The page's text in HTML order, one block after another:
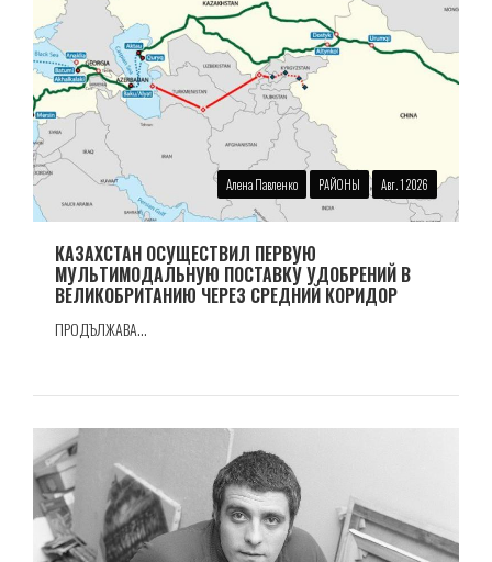
Алена Павленко РАЙОНЫ Авг. 1 2026
КАЗАХСТАН ОСУЩЕСТВИЛ ПЕРВУЮ
МУЛЬТИМОДАЛЬНУЮ ПОСТАВКУ УДОБРЕНИЙ В
ВЕЛИКОБРИТАНИЮ ЧЕРЕЗ СРЕДНИЙ КОРИДОР
ПРОДЪЛЖАВА...